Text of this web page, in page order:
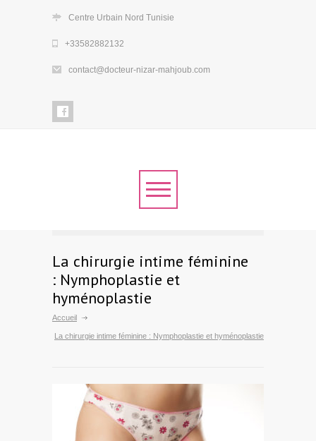
Centre Urbain Nord Tunisie
+33582882132
contact@docteur-nizar-mahjoub.com
La chirurgie intime féminine
: Nymphoplastie et
hyménoplastie
Accueil
La chirurgie intime féminine : Nymphoplastie et hyménoplastie